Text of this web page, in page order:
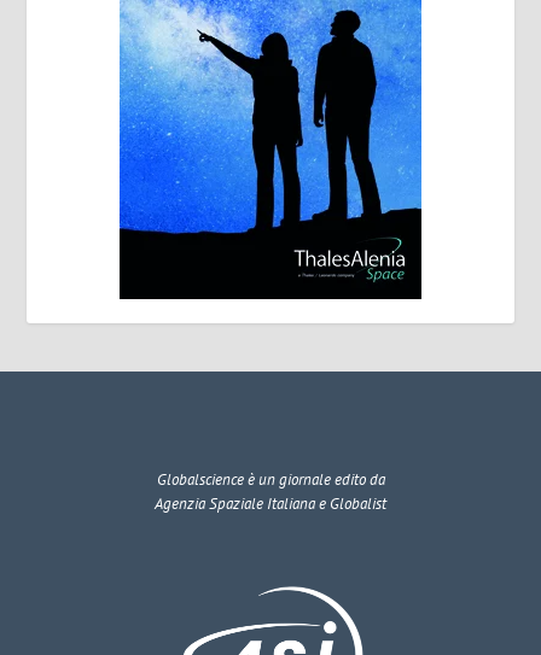
Globalscienceè un giornale edito da
Agenzia Spaziale Italiana e Globalist